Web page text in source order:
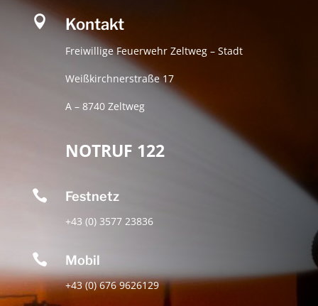
 Kontakt
Freiwillige Feuerwehr Zeltweg – Stadt
Weißkirchnerstraße 17
A – 8740 Zeltweg
NOTRUF 122
 Festnetz
+43 (0) 3577 23836
 Mobil
+43 (0) 676 9626129